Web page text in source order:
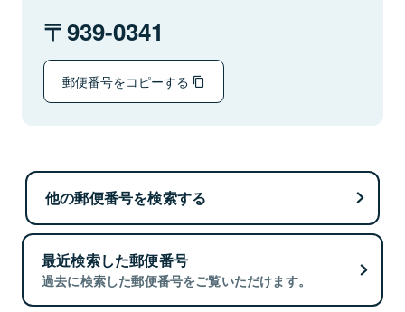
939-0341
郵便番号をコピーする
他の郵便番号を検索する
最近検索した郵便番号
過去に検索した郵便番号をご覧いただけます。